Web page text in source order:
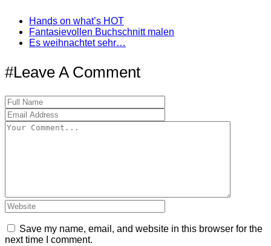
Hands on what’s HOT
Fantasievollen Buchschnitt malen
Es weihnachtet sehr…
#Leave A Comment
Save my name, email, and website in this browser for the
next time I comment.